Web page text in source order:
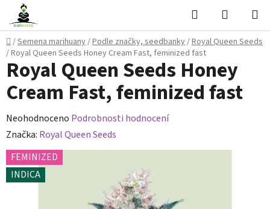
Přejít
obsah
Hledat
KOŠÍK
Domů
/Semena marihuany/Podle značky, seedbanky/Royal Queen Seeds
/Royal Queen Seeds Honey Cream Fast, feminized fast
Royal Queen Seeds Honey
Cream Fast, feminized fast
Průměrné
hodnocení
produktu
je
0,0
Neohodnoceno Podrobnosti hodnocení
Značka: Royal Queen Seeds
FEMINIZED
INDICA